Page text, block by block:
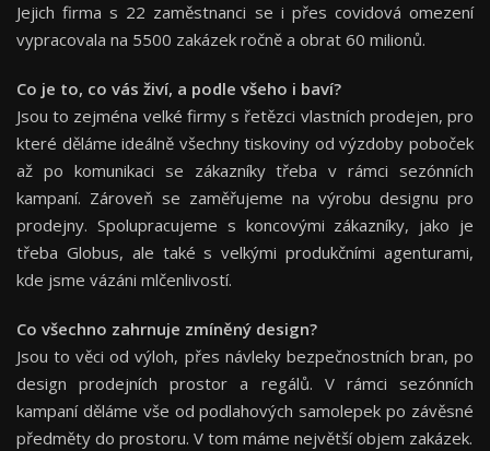
Jejich firma s 22 zaměstnanci se i přes covidová omezení
vypracovala na 5500 zakázek ročně a obrat 60 milionů.
Co je to, co vás živí, a podle všeho i baví?
Jsou to zejména velké firmy s řetězci vlastních prodejen, pro
které děláme ideálně všechny tiskoviny od výzdoby poboček
až po komunikaci se zákazníky třeba v rámci sezónních
kampaní. Zároveň se zaměřujeme na výrobu designu pro
prodejny. Spolupracujeme s koncovými zákazníky, jako je
třeba Globus, ale také s velkými produkčními agenturami,
kde jsme vázáni mlčenlivostí.
Co všechno zahrnuje zmíněný design?
Jsou to věci od výloh, přes návleky bezpečnostních bran, po
design prodejních prostor a regálů. V rámci sezónních
kampaní děláme vše od podlahových samolepek po závěsné
předměty do prostoru. V tom máme největší objem zakázek.